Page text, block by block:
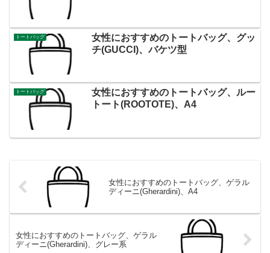
トートバッグ
女性におすすめのトートバッグ、グッ
チ(GUCCI)、バケツ型
トートバッグ
女性におすすめのトートバッグ、ルー
トート(ROOTOTE)、A4
女性におすすめのトートバッグ、ゲラル
ディーニ(Gherardini)、A4
女性におすすめのトートバッグ、ゲラル
ディーニ(Gherardini)、グレー系